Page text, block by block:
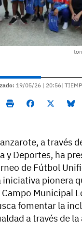
19/05/26 | 20:56|
a través
y Deportes, ha
de Fútbol
iniciativa pionera
Municipal
fomentar la
a través de